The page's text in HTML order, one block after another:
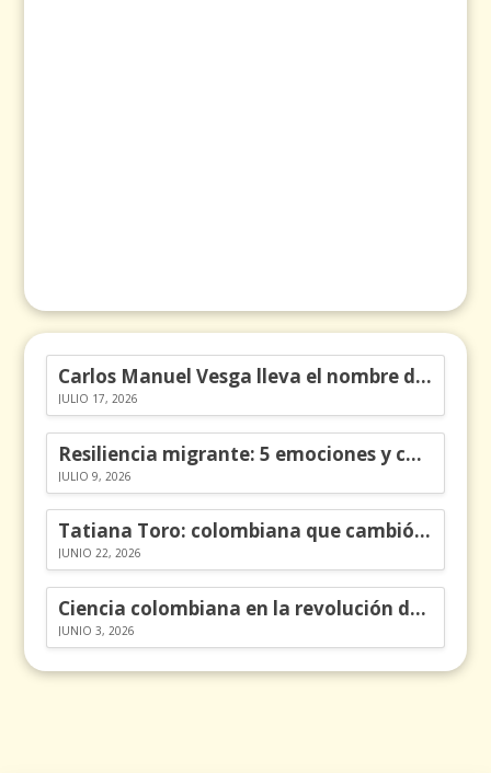
Carlos Manuel Vesga lleva el nombre de Colombia a los Emmy
JULIO 17, 2026
Resiliencia migrante: 5 emociones y cómo gestionarlas
JULIO 9, 2026
Tatiana Toro: colombiana que cambió la historia de las matemáticas
JUNIO 22, 2026
Ciencia colombiana en la revolución de los órganos en chips
JUNIO 3, 2026